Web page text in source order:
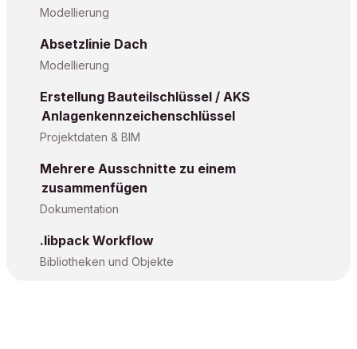
Modellierung
Absetzlinie Dach
Modellierung
Erstellung Bauteilschlüssel / AKS
Anlagenkennzeichenschlüssel
Projektdaten & BIM
Mehrere Ausschnitte zu einem
zusammenfügen
Dokumentation
.libpack Workflow
Bibliotheken und Objekte